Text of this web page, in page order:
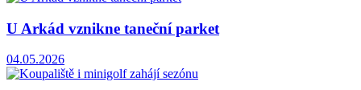
U Arkád vznikne taneční parket
04.05.2026